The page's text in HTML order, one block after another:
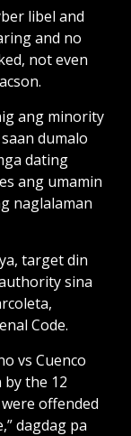
libel and
and no
not even
ang minority
dumalo
dating
ang umamin
naglalaman
target din
sina
Code.
vs Cuenco
the 12
offended
dagdag pa